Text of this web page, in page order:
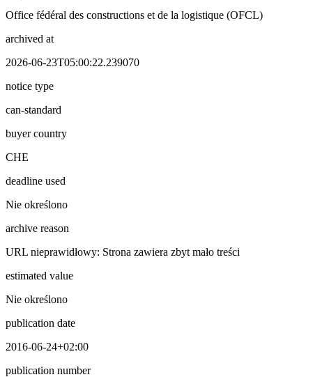
Office fédéral des constructions et de la logistique (OFCL)
archived at
2026-06-23T05:00:22.239070
notice type
can-standard
buyer country
CHE
deadline used
Nie określono
archive reason
URL nieprawidłowy: Strona zawiera zbyt mało treści
estimated value
Nie określono
publication date
2016-06-24+02:00
publication number